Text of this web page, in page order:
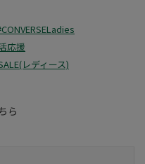
応援
レディース)
ら